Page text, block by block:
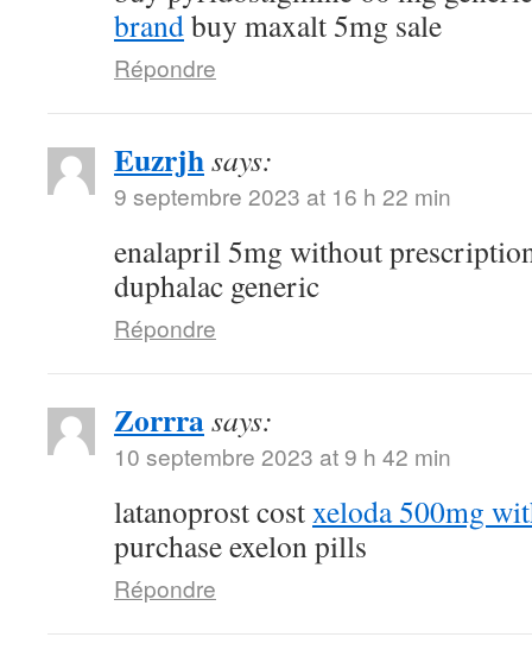
brandbuy maxalt 5mg sale
Répondre
Euzrjhsays:
9 septembre 2023 at 16 h 22 min
enalapril 5mg without
duphalac generic
Répondre
Zorrrasays:
10 septembre 2023 at 9 h 42 min
latanoprost costxeloda 500mg
purchase exelon pills
Répondre